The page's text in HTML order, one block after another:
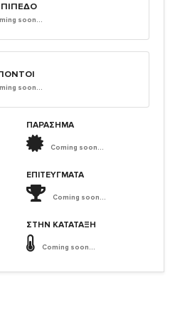
soon...
soon...
ΠΑΡΑΣΗΜΑ
Coming soon...
ΕΠΙΤΕΎΓΜΑΤΑ
Coming soon...
ΣΤΗΝ ΚΑΤΆΤΑΞΗ
Coming soon...